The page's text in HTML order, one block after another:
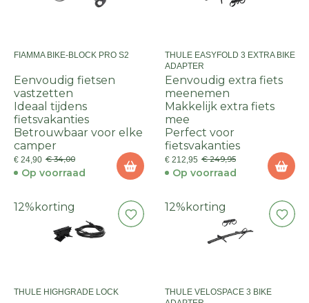
FIAMMA BIKE-BLOCK PRO S2
Eenvoudig fietsen
vastzetten
Ideaal tijdens
fietsvakanties
Betrouwbaar voor elke
camper
€ 24,90 € 34,00
Op voorraad
THULE EASYFOLD 3 EXTRA BIKE
ADAPTER
Eenvoudig extra fiets
meenemen
Makkelijk extra fiets
mee
Perfect voor
fietsvakanties
€ 212,95 € 249,95
Op voorraad
12% korting
THULE HIGHGRADE LOCK
12% korting
THULE VELOSPACE 3 BIKE